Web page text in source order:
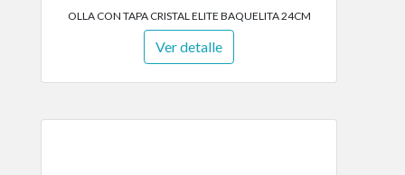
OLLA CON TAPA CRISTAL ELITE BAQUELITA 24CM
Ver detalle